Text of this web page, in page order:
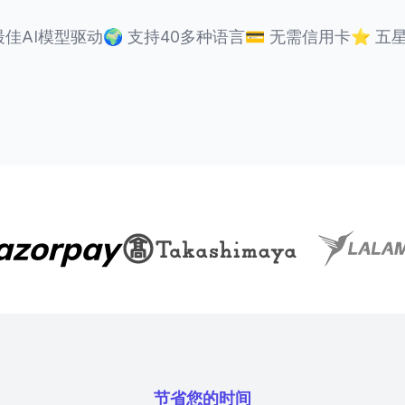
佳AI模型驱动🌍 支持40多种语言💳 无需信用卡⭐ 五
节省您的时间